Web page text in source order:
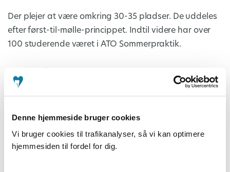
Denne hjemmeside bruger cookies
Vi bruger cookies til trafikanalyser, så vi kan optimere
hjemmesiden til fordel for dig.
Der plejer at være omkring 30-35 pladser. De uddeles
efter først-til-mølle-princippet. Indtil videre har over
100 studerende været i ATO Sommerpraktik.
En gang om året inviterer ATO til ATO-Session på
og oplægsholderne er enten medlemmer eller